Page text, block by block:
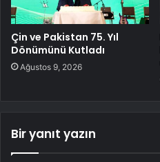
Çin ve Pakistan 75. Yıl
Dönümünü Kutladı
Ağustos 9, 2026
Bir yanıt yazın